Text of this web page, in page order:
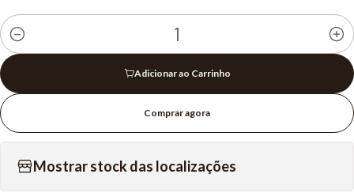
Quantidade
Adicionar ao Carrinho
Comprar agora
Mostrar stock das localizações